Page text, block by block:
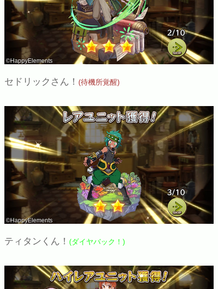
©HappyElements
セドリックさん！ (待機所覚醒)
©HappyElements
ティタンくん！ (ダイヤバック！)